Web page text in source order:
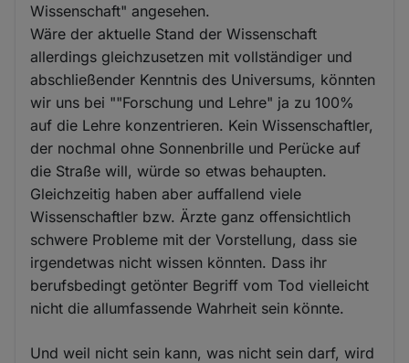
Wissenschaft" angesehen.
Wäre der aktuelle Stand der Wissenschaft
allerdings gleichzusetzen mit vollständiger und
abschließender Kenntnis des Universums, könnten
wir uns bei ""Forschung und Lehre" ja zu 100%
auf die Lehre konzentrieren. Kein Wissenschaftler,
der nochmal ohne Sonnenbrille und Perücke auf
die Straße will, würde so etwas behaupten.
Gleichzeitig haben aber auffallend viele
Wissenschaftler bzw. Ärzte ganz offensichtlich
schwere Probleme mit der Vorstellung, dass sie
irgendetwas nicht wissen könnten. Dass ihr
berufsbedingt getönter Begriff vom Tod vielleicht
nicht die allumfassende Wahrheit sein könnte.
Und weil nicht sein kann, was nicht sein darf, wird